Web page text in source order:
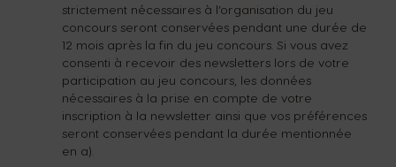
BOISSONS
BOISSONS
MACHINES
MACHINES À CAFÉ
DÉVELOPPEMENT DURABLE
TU COFFEE SHOP
Nos Articles
strictement nécessaires à l’organisation du jeu
concours seront conservées pendant une durée de
12 mois après la fin du jeu concours. Si vous avez
consenti à recevoir des newsletters lors de votre
participation au jeu concours, les données
nécessaires à la prise en compte de votre
inscription à la newsletter ainsi que vos préférences
seront conservées pendant la durée mentionnée
en a).